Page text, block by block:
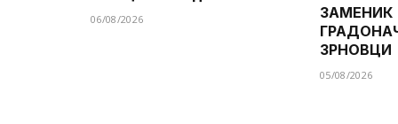
06/08/2026
ЗАМЕНИК
ЗРНОВЦИ
05/08/2026